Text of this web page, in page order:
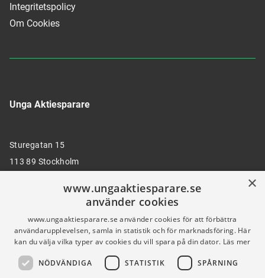
Unga Aktiesparare
Sturegatan 15
113 89 Stockholm
info@ungaaktiesparare.se
Integritetspolicy
Om Cookies
×
www.ungaaktiesparare.se
använder cookies
www.ungaaktiesparare.se använder cookies för att förbättra
användarupplevelsen, samla in statistik och för marknadsföring. Här
kan du välja vilka typer av cookies du vill spara på din dator. Läs mer
NÖDVÄNDIGA STATISTIK SPÅRNING